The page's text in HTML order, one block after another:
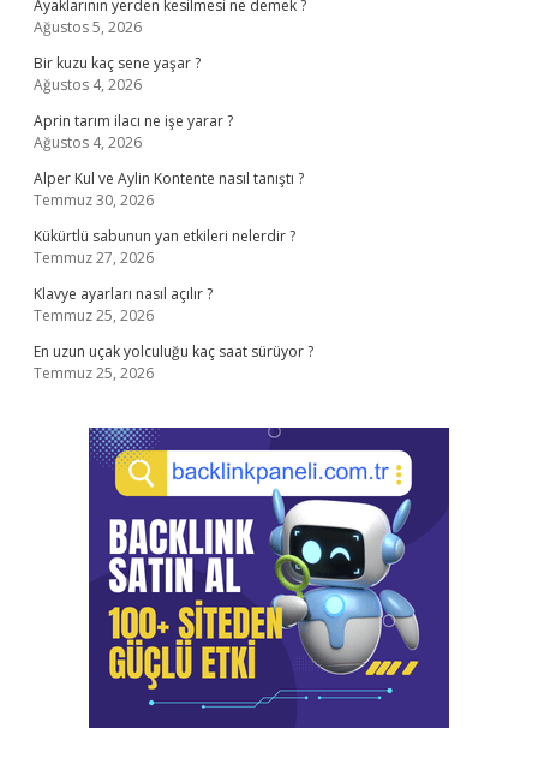
Ayaklarının yerden kesilmesi ne demek ?
Ağustos 5, 2026
Bir kuzu kaç sene yaşar ?
Ağustos 4, 2026
Aprin tarım ilacı ne işe yarar ?
Ağustos 4, 2026
Alper Kul ve Aylin Kontente nasıl tanıştı ?
Temmuz 30, 2026
Kükürtlü sabunun yan etkileri nelerdir ?
Temmuz 27, 2026
Klavye ayarları nasıl açılır ?
Temmuz 25, 2026
En uzun uçak yolculuğu kaç saat sürüyor ?
Temmuz 25, 2026